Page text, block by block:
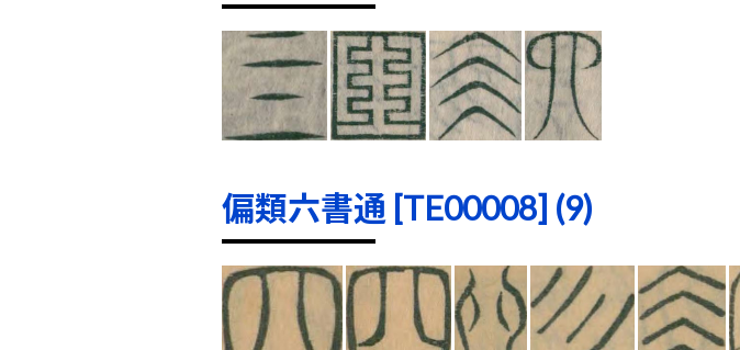
偏類六書通 [TE00008] (9)